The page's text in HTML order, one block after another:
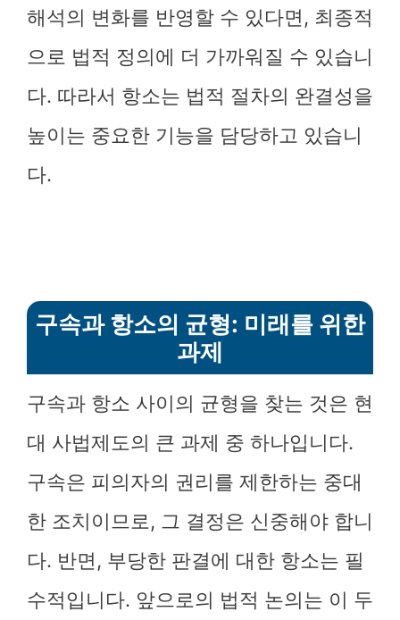
해석의 변화를 반영할 수 있다면, 최종적
으로 법적 정의에 더 가까워질 수 있습니
다. 따라서 항소는 법적 절차의 완결성을
높이는 중요한 기능을 담당하고 있습니
다.
구속과 항소의 균형: 미래를 위한
과제
구속과 항소 사이의 균형을 찾는 것은 현
대 사법제도의 큰 과제 중 하나입니다.
구속은 피의자의 권리를 제한하는 중대
한 조치이므로, 그 결정은 신중해야 합니
다. 반면, 부당한 판결에 대한 항소는 필
수적입니다. 앞으로의 법적 논의는 이 두